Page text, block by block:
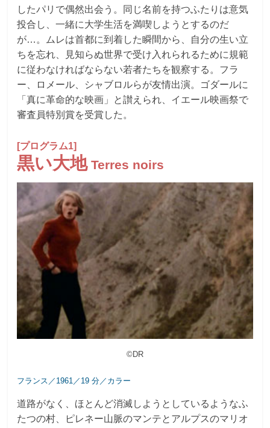
したパリで偶然出会う。同じ名前を持つふたりは意気
投合し、一緒に大学生活を満喫しようとするのだ
が…。ムレは首都に到着した瞬間から、自分の生い立
ちを忘れ、見知らぬ世界で受け入れられるために規範
に従わなければならない若者たちを観察する。フラ
ー、ロメール、シャブロルらが友情出演。ゴダールに
「真に革命的な映画」と讃えられ、イエール映画祭で
審査員特別賞を受賞した。
[プログラム1]
黒い大地Terres noirs
©DR
フランス／1961／19 分／カラー
道路がなく、ほとんど消滅しようとしているようなふ
たつの村、ピレネー山脈のマンテとアルプスのマリオ